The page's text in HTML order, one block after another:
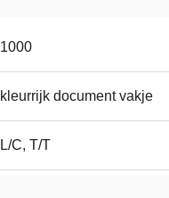
1000
kleurrijk document vakje
L/C, T/T